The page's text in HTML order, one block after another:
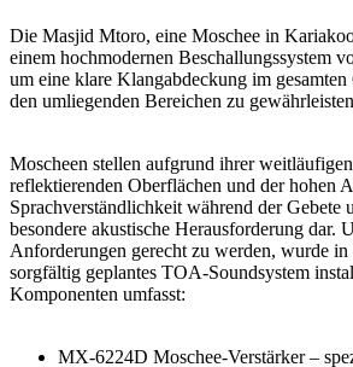
Die Masjid Mtoro, eine Moschee in
einem hochmodernen Beschallungssystem
um eine klare Klangabdeckung im gesamten
den umliegenden Bereichen zu
Moscheen stellen aufgrund ihrer
reflektierenden Oberflächen und der hohen
Sprachverständlichkeit während der Gebete
besondere akustische Herausforderung dar.
Anforderungen gerecht zu werden, wurde
sorgfältig geplantes TOA-Soundsystem
Komponenten umfasst:
MX-6224D Moschee-Verstärker –